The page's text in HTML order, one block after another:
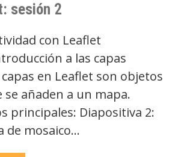
sesión 2
con Leaflet
a las capas
capas en Leaflet son objetos
se añaden a un mapa.
principales: Diapositiva 2:
de mosaico…